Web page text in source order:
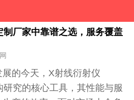
厂家中靠谱之选，服务覆盖
的今天，X射线衍射仪
研究的核心工具，其性能与服